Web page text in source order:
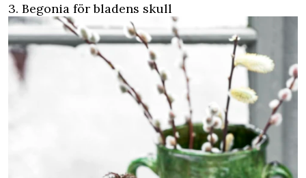
3. Begonia för bladens skull